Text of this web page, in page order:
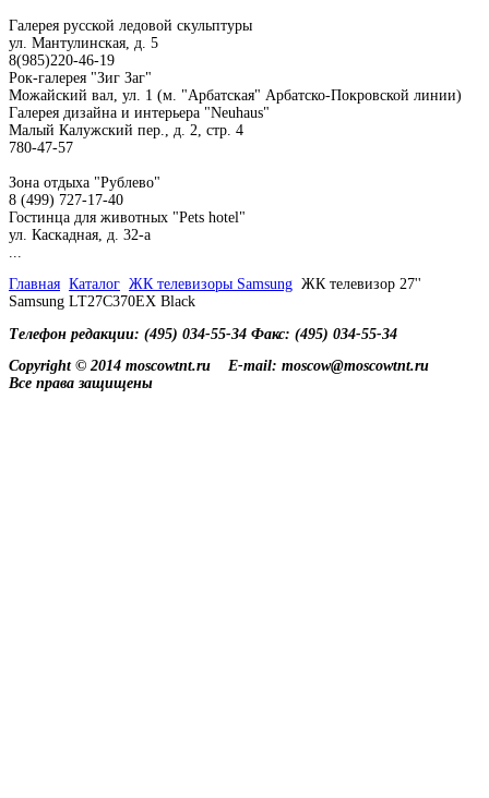
Галерея русской ледовой скульптуры
ул. Мантулинская, д. 5
8(985)220-46-19
Рок-галерея "Зиг Заг"
Можайский вал, ул. 1 (м. "Арбатская" Арбатско-Покровской линии)
Галерея дизайна и интерьера "Neuhaus"
Малый Калужский пер., д. 2, стр. 4
780-47-57
Зона отдыха "Рублево"
8 (499) 727-17-40
Гостинца для животных "Рets hotel"
ул. Каскадная, д. 32-а
Главная Каталог ЖК телевизоры Samsung ЖК телевизор 27''
Samsung LT27C370EX Black
Телефон редакции: (495) 034-55-34 Факс: (495) 034-55-34
Copyright © 2014 moscowtnt.ru
E-mail: moscow@moscowtnt.ru
Все права защищены